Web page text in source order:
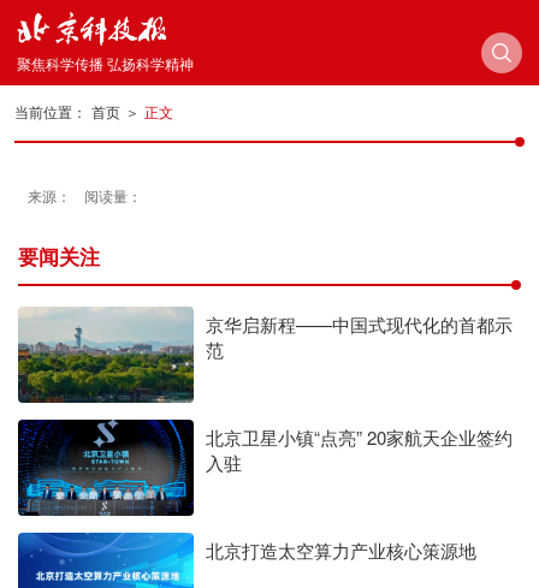
聚焦科学传播 弘扬科学精神
当前位置： 首页 ＞ 正文
来源： 阅读量：
要闻关注
京华启新程——中国式现代化的首都示
范
北京卫星小镇“点亮” 20家航天企业签约
入驻
北京打造太空算力产业核心策源地